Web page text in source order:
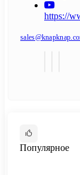
https://
Популярное